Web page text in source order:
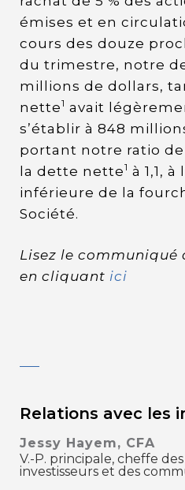
émises et en
cours des douze
du trimestre, notre
millions de dollars,
nette1 avait
s’établir à 848
portant notre ratio
la dette nette1 à 1,1,
inférieure de la
Société.
Lisez le communiqué
en cliquant ici
Relations avec les
Jessy Hayem, CFA
V.-P. principale, cheffe
investisseurs et des